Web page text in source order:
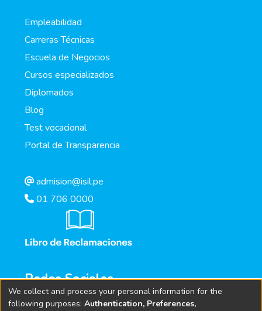
Empleabilidad
Carreras Técnicas
Escuela de Negocios
Cursos especializados
Diplomados
Blog
Test vocacional
Portal de Transparencia
admision@isil.pe
01 706 0000
Redes Sociales
We collect and process your personal information for the
following purposes: Authentication, Preferences,